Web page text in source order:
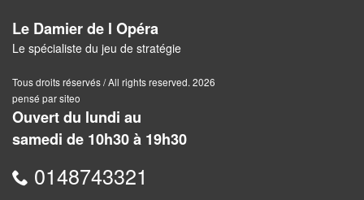
Mah-
Jong
Shogi
Xiang
Qi
Le Damier de l Opéra
Le spécialiste du jeu de stratégie
Tous droits réservés / All rights reserved. 2026
pensé par siteo
Ouvert du lundi au
samedi de 10h30 à 19h30
0148743321